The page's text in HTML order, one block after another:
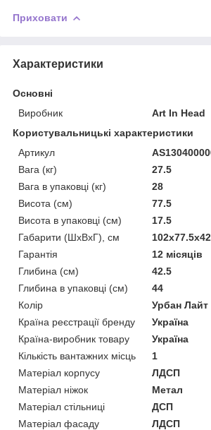
Приховати
Характеристики
Основні
Виробник
Art In Head
Користувальницькі характеристики
Артикул
Вага (кг)
27.5
Вага в упаковці (кг)
28
Висота (см)
77.5
Висота в упаковці (см)
17.5
Габарити (ШхВxГ), см
Гарантія
12 місяців
Глибина (см)
42.5
Глибина в упаковці (см)
44
Колір
Урбан Лайт
Країна реєстрації бренду
Україна
Країна-виробник товару
Україна
Кількість вантажних місць
1
Матеріал корпусу
ЛДСП
Матеріал ніжок
Метал
Матеріал стільниці
ДСП
Матеріал фасаду
ЛДСП